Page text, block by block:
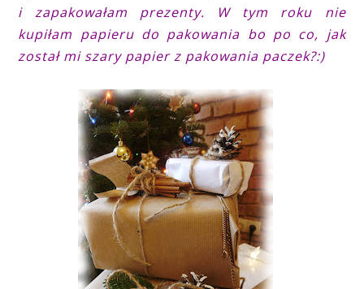
i zapakowałam prezenty. W tym roku nie
kupiłam papieru do pakowania bo po co, jak
został mi szary papier z pakowania paczek?:)